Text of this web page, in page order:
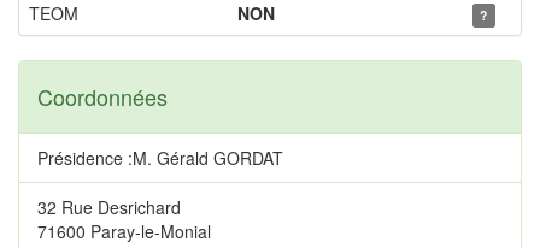
TEOM NON ?
Coordonnées
Présidence :M. Gérald GORDAT
32 Rue Desrichard
71600 Paray-le-Monial